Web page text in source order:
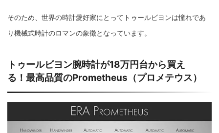
そのため、世界の時計愛好家にとってトゥールビヨンは憧れであ
り機械式時計のロマンの象徴となっています。
トゥールビヨン腕時計が18万円台から買え
る！最高品質のPrometheus（プロメテウス）